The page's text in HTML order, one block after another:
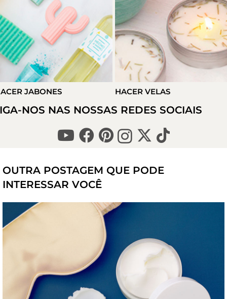
JABONES HACER VELAS
NOS NAS NOSSAS REDES SOCIAIS
OUTRA POSTAGEM QUE PODE
INTERESSAR VOCÊ